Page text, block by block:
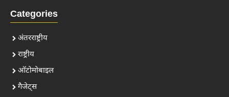
Categories
अंतरराष्ट्रीय
राष्ट्रीय
ऑटोमोबाइल
गैजेट्स